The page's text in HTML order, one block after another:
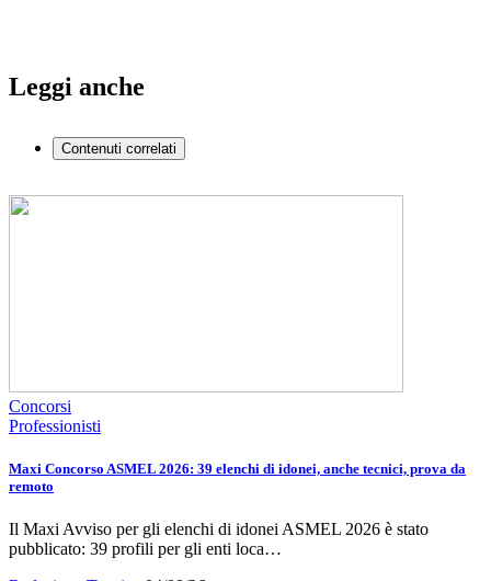
Leggi anche
Contenuti correlati
Concorsi
Professionisti
Maxi Concorso ASMEL 2026: 39 elenchi di idonei, anche tecnici, prova da
remoto
Il Maxi Avviso per gli elenchi di idonei ASMEL 2026 è stato
pubblicato: 39 profili per gli enti loca…